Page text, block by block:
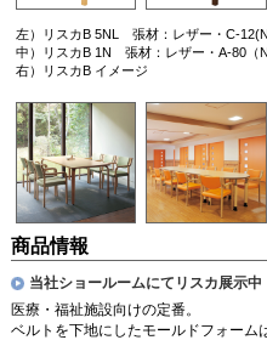
左）リスカB 5NL 張材：レザー・C-
中）リスカB 1N 張材：レザー・A-80（
右）リスカB イメージ
商品情報
当社ショールームにてリスカ展示中
医療・福祉施設向けの定番。
ベルトを下地にしたモールドフォーム